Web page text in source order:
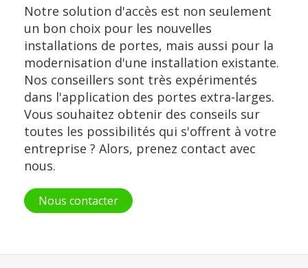
Notre solution d'accès est non seulement
un bon choix pour les nouvelles
installations de portes, mais aussi pour la
modernisation d'une installation existante.
Nos conseillers sont très expérimentés
dans l'application des portes extra-larges.
Vous souhaitez obtenir des conseils sur
toutes les possibilités qui s'offrent à votre
entreprise ? Alors, prenez contact avec
nous.
Nous contacter